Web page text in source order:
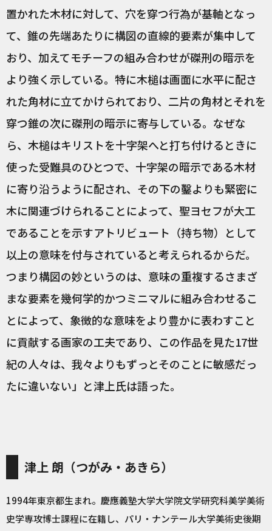
置かれた木材に対して、穴を穿つ行為が基軸となっ
て、錐の先端あたりに構図の直線的要素が集中して
おり、加えてモチーフの組み合わせが磔刑の暗示を
より強く示している。特に木槌は画面に水平に配さ
れた角材に立てかけられており、二片の角材とそれを
穿つ錐の次に磔刑の暗示に寄与している。なぜな
ら、木槌はキリストを十字架へと打ち付けるときに
使った受難具のひとつで、十字架の暗示である木材
に寄り沿うように配され、その下の鑿よりも緊密に
木に関連づけられることによって、聖ヨセフが大工
であることを示すアトリビュート（持ち物）として
以上の意味を付与されていると考えられるからだ。
つまり構図の妙というのは、意味の重複するさまざ
まな要素を幾何学的かつミニマルに組み合わせるこ
とによって、象徴的な意味をより豊かに表わすこと
に貢献する画家の工夫であり、この作品を見た17世
紀の人々は、我々よりもずっとそのことに敏感だっ
たに違いない」と津上氏は語った。
津上 朗（つがみ・あきら）
1994年東京都生まれ。慶應義塾大学大学院文学研究科美学美術
史学専攻博士課程に在籍し、パリ・ナンテール大学美術史後期